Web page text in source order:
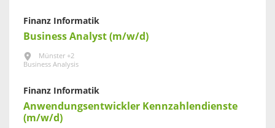
Finanz Informatik
Business Analyst (m/w/d)
Münster +2
Business Analysis
Finanz Informatik
Anwendungsentwickler Kennzahlendienste
(m/w/d)